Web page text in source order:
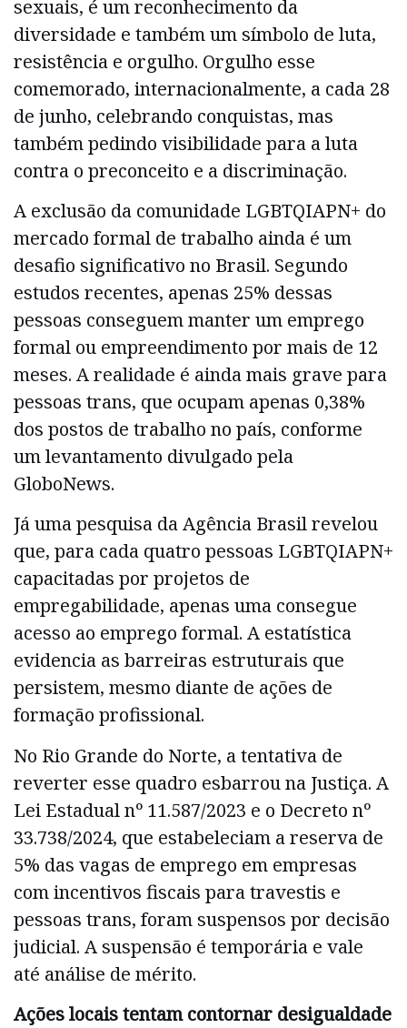
sexuais, é um reconhecimento da
diversidade e também um símbolo de luta,
resistência e orgulho. Orgulho esse
comemorado, internacionalmente, a cada 28
de junho, celebrando conquistas, mas
também pedindo visibilidade para a luta
contra o preconceito e a discriminação.
A exclusão da comunidade LGBTQIAPN+ do
mercado formal de trabalho ainda é um
desafio significativo no Brasil. Segundo
estudos recentes, apenas 25% dessas
pessoas conseguem manter um emprego
formal ou empreendimento por mais de 12
meses. A realidade é ainda mais grave para
pessoas trans, que ocupam apenas 0,38%
dos postos de trabalho no país, conforme
um levantamento divulgado pela
GloboNews.
Já uma pesquisa da Agência Brasil revelou
que, para cada quatro pessoas LGBTQIAPN+
capacitadas por projetos de
empregabilidade, apenas uma consegue
acesso ao emprego formal. A estatística
evidencia as barreiras estruturais que
persistem, mesmo diante de ações de
formação profissional.
No Rio Grande do Norte, a tentativa de
reverter esse quadro esbarrou na Justiça. A
Lei Estadual nº 11.587/2023 e o Decreto nº
33.738/2024, que estabeleciam a reserva de
5% das vagas de emprego em empresas
com incentivos fiscais para travestis e
pessoas trans, foram suspensos por decisão
judicial. A suspensão é temporária e vale
até análise de mérito.
Ações locais tentam contornar desigualdade